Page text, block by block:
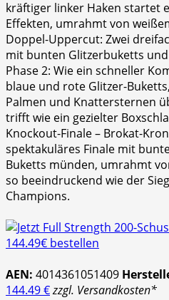
kräftiger linker Haken startet
Effekten, umrahmt von
Doppel-Uppercut: Zwei
mit bunten Glitzerbuketts
Phase 2: Wie ein schneller
blaue und rote Glitzer-
Palmen und Knattersternen
trifft wie ein gezielter
Knockout-Finale – Brokat-
spektakuläres Finale mit
Buketts münden, umrahmt
so beeindruckend wie der
Champions.
AEN: 4014361051409
144.49 €zzgl. Versandkosten*